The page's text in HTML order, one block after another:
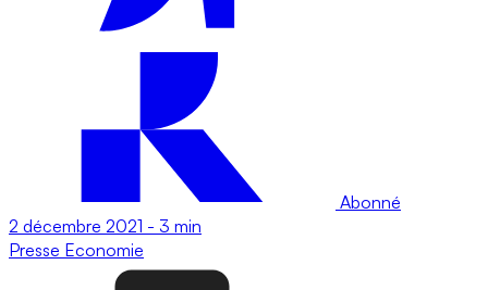
Abonné
2 décembre 2021 - 3 min
Presse Economie